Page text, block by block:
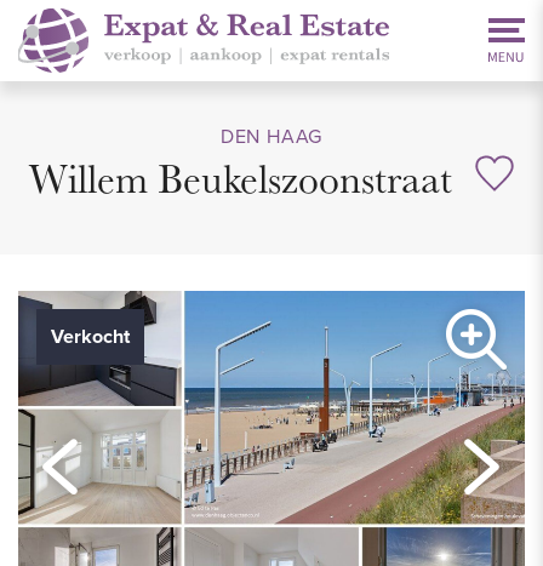
DEN HAAG
Willem Beukelszoonstraat
Verkocht